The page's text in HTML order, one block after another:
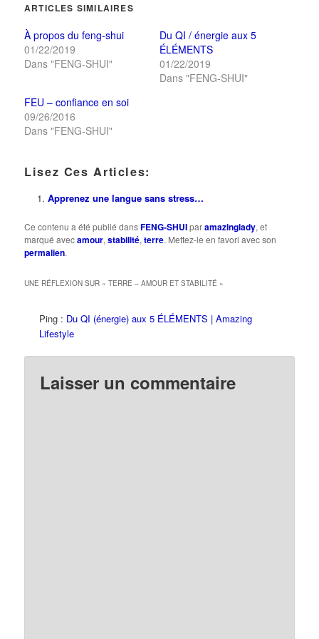
nouvellenouvelle
ARTICLES SIMILAIRES
À propos du feng-shui
01/22/2019
Dans "FENG-SHUI"
Du QI / énergie aux 5
ÉLÉMENTS
01/22/2019
Dans "FENG-SHUI"
FEU – confiance en soi
09/26/2016
Dans "FENG-SHUI"
Lisez Ces Articles:
Apprenez une langue sans stress…
Ce contenu a été publié dansFENG-SHUIparamazinglady, et
marqué avecamour,stabilité,terre. Mettez-le en favori avec son
permalien.
UNE RÉFLEXION SUR «TERRE – AMOUR ET STABILITÉ »
Ping : Du QI (énergie) aux 5 ÉLÉMENTS | Amazing
Lifestyle
Laisser un commentaire